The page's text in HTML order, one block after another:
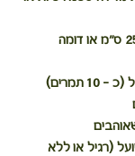
170 גרם תמרים מג'הול (כ - 10 תמרים)
(רגיל או ללא